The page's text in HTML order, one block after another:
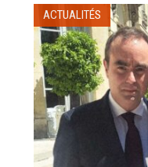
ACTUALITÉS